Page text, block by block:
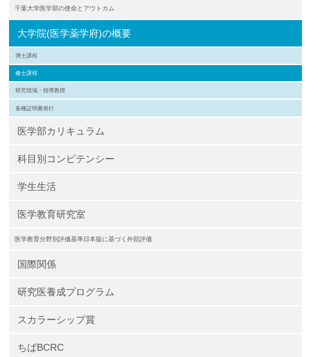
千葉大学医学部の使命とアウトカム
大学院(医学薬学府)の概要
博士課程
修士課程
研究領域・指導教授
各種証明書発行
医学部カリキュラム
科目別コンピテンシー
学生生活
医学教育研究室
医学教育分野別評価基準日本版に基づく外部評価
国際関係
研究医養成プログラム
スカラーシップ賞
ちばBCRC